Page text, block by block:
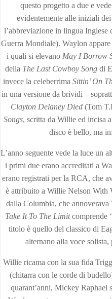
questo progetto a due e
evidentemente alle iniziali
l’abbreviazione in lingua
Guerra Mondiale). Waylon
i quali si elevano May I Borrow
della The Last Cowboy Song di
invece la celeberrima Sittin’ On
in una versione da brividi –
Clayton Delaney Died(Tom
Songs, scritta da Willie ed incisa
disco è bello, ma
L’anno seguente vede la luce un
i primi due erano accreditati a
erano registrati per la RCA, che
è attribuito a Willie Nelson With
dalla Columbia, che annoverava
Take It To The Limitcomprende
titolo è quello del classico di
alternano alla voce
Willie ricama con la sua fida
(chitarra con le corde di
quarant’anni, Mickey Raphael